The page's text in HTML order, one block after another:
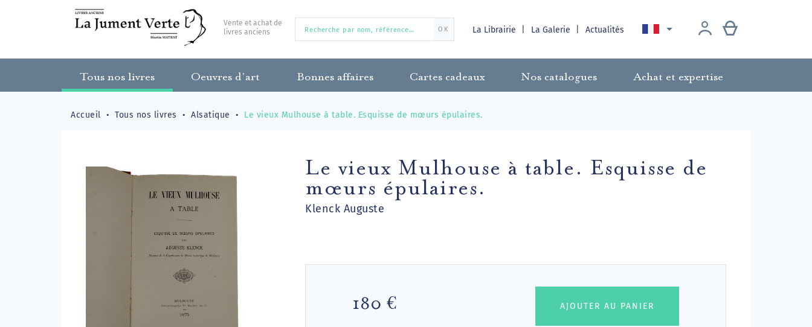
Vente et achat de
livres anciens
OK La Librairie La Galerie Actualités 
Tous nos livres Oeuvres d’art Bonnes affaires Cartes cadeaux Nos catalogues Achat et expertise
Accueil Tous nos livres Alsatique Le vieux Mulhouse à table. Esquisse de mœurs épulaires.
Le vieux Mulhouse à table. Esquisse de
mœurs épulaires.
Klenck Auguste
180 €
AJOUTER AU PANIER